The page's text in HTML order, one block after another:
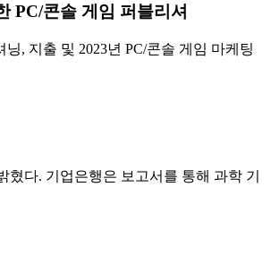
PC/콘솔 게임 퍼블리셔
, 지출 및 2023년 PC/콘솔 게임 마케팅
다. 기업은행은 보고서를 통해 과학 기